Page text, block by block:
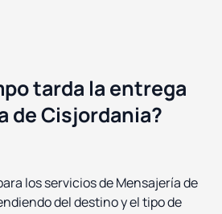
tarda la entrega
de Cisjordania?
los servicios de Mensajería de
del destino y el tipo de